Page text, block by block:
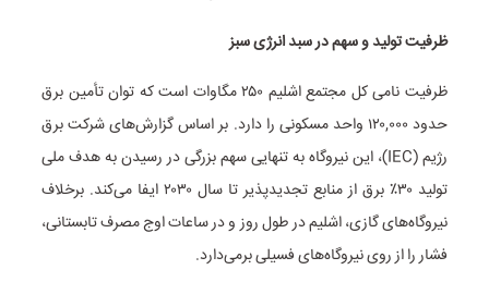
ظرفیت تولید و سهم در سبد انرژی سبز
ظرفیت نامی کل مجتمع اشلیم ۲۵۰ مگاوات است که توان تأمین برق
حدود ۱۲۰,۰۰۰ واحد مسکونی را دارد. بر اساس گزارش‌های شرکت برق
رژیم (IEC)، این نیروگاه به تنهایی سهم بزرگی در رسیدن به هدف ملی
تولید ۳۰٪ برق از منابع تجدیدپذیر تا سال ۲۰۳۰ ایفا می‌کند. برخلاف
نیروگاه‌های گازی، اشلیم در طول روز و در ساعات اوج مصرف تابستانی،
فشار را از روی نیروگاه‌های فسیلی برمی‌دارد.